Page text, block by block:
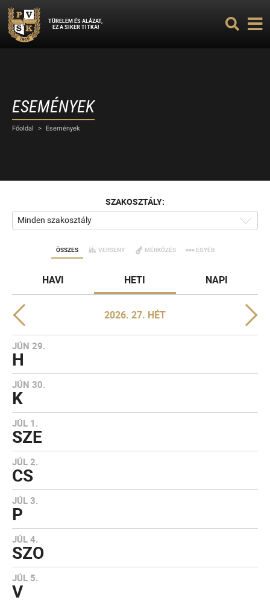
TÜRELEM ÉS ALÁZAT,
EZ A SIKER TITKA!
ESEMÉNYEK
Főoldal > Események
SZAKOSZTÁLY:
Minden szakosztály
ÖSSZES VERSENY MÉRKŐZÉS EGYÉB
HAVI HETI NAPI
2026. 27. HÉT
JÚN 29.
H
JÚN 30.
K
JÚL 1.
SZE
JÚL 2.
CS
JÚL 3.
P
JÚL 4.
SZO
JÚL 5.
V